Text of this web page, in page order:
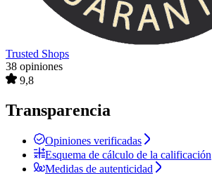
Trusted Shops
38 opiniones
9,8
Transparencia
Opiniones verificadas
Esquema de cálculo de la calificación
Medidas de autenticidad